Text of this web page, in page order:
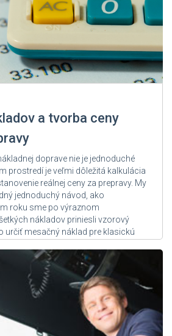
a tvorba ceny
doprave nie je jednoduché
prostredí je veľmi dôležitá kalkulácia
reálnej ceny za prepravy. My
jednoduchý návod, ako
roku sme po výraznom
nákladov priniesli vzorový
určiť mesačný náklad pre klasickú